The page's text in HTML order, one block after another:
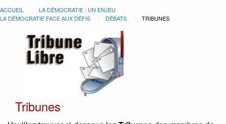
ACCUEIL
LA DÉMOCRATIE : UN ENJEU
LA DÉMOCRATIE FACE AUX DÉFIS
DÉBATS TRIBUNES
Tribunes